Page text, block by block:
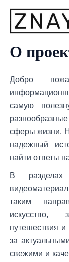
содержимому
О
Добро
самую
сферы жизни.
надежный
найти ответы
В
таким
искусство,
путешествия
за
свежими и